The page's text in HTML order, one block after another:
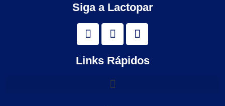
Siga a Lactopar
Links Rápidos